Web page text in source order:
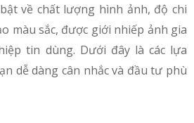
về chất lượng hình ảnh, độ chi
màu sắc, được giới nhiếp ảnh gia
tin dùng. Dưới đây là các lựa
dễ dàng cân nhắc và đầu tư phù